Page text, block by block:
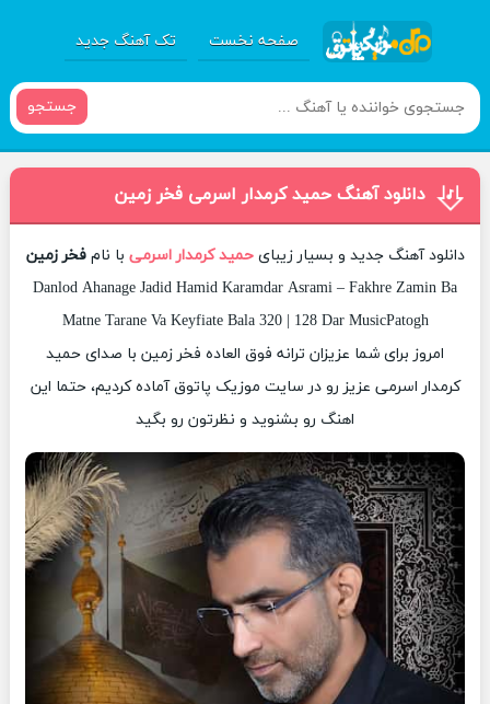
صفحه نخست تک آهنگ جدید
جستجو
دانلود آهنگ حمید کرمدار اسرمی فخر زمین
دانلود آهنگ جدید و بسیار زیبایحمید کرمدار اسرمی با نامفخر زمین
Danlod Ahanage Jadid Hamid Karamdar Asrami – Fakhre Zamin Ba
Matne Tarane Va Keyfiate Bala 320 | 128 Dar MusicPatogh
امروز برای شما عزیزان ترانه فوق العاده فخر زمین با صدای حمید
کرمدار اسرمی عزیز رو در سایت موزیک پاتوق آماده کردیم، حتما این
اهنگ رو بشنوید و نظرتون رو بگید